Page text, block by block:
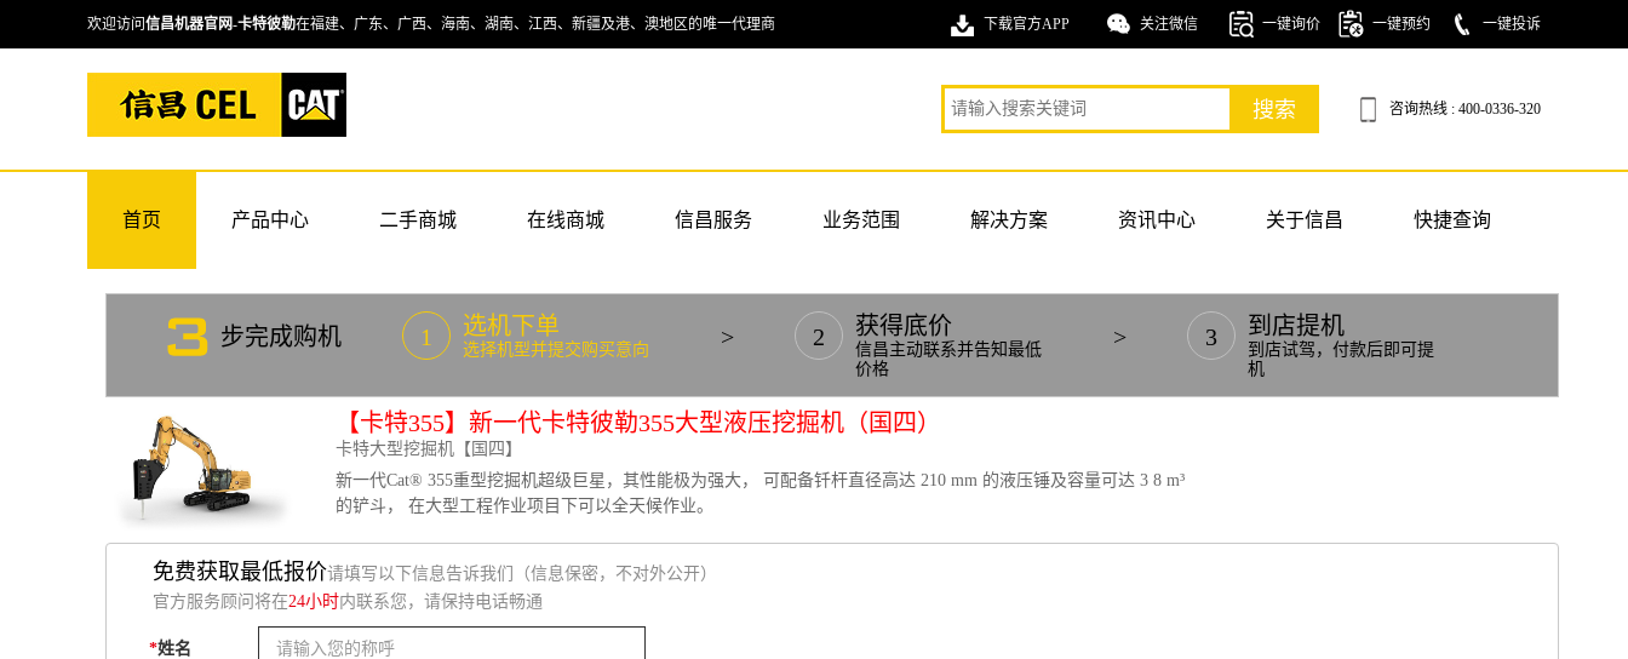
欢迎访问 信昌机器官网-卡特彼勒在福建、广东、广西、海南、湖南、江西、新疆及港、澳地区的唯一代理商 下载官方APP 关注微信 一键询价 一键预约 一键投诉
咨询热线 : 400-0336-320
首页 产品中心 二手商城 在线商城 信昌服务 业务范围 解决方案 资讯中心 关于信昌 快捷查询
步完成购机 1 选机下单
选择机型并提交购买意向 > 2 获得底价
信昌主动联系并告知最低
价格
> 3 到店提机
到店试驾，付款后即可提
机
【卡特355】新一代卡特彼勒355大型液压挖掘机（国四）
卡特大型挖掘机【国四】
新一代Cat® 355重型挖掘机超级巨星，其性能极为强大， 可配备钎杆直径高达 210 mm 的液压锤及容量可达 3 8 m³
的铲斗， 在大型工程作业项目下可以全天候作业。
免费获取最低报价请填写以下信息告诉我们（信息保密，不对外公开）
官方服务顾问将在24小时内联系您，请保持电话畅通
*姓名